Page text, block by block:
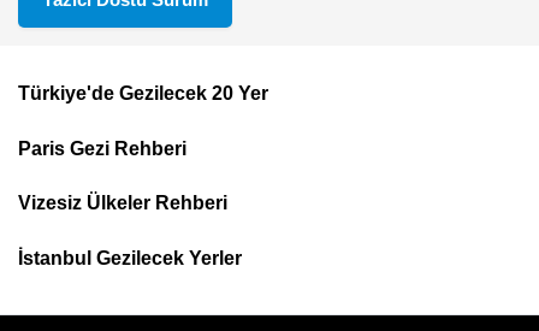
Footer
Top
Menu
Türkiye'de Gezilecek 20 Yer
Paris Gezi Rehberi
Vizesiz Ülkeler Rehberi
İstanbul Gezilecek Yerler